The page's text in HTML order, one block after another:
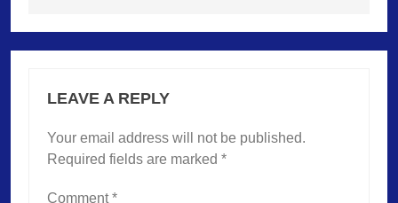
LEAVE A REPLY
Your email address will not be published.
Required fields are marked *
Comment*